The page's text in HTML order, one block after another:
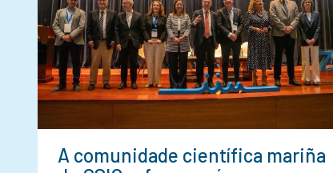
A comunidade científica mariña